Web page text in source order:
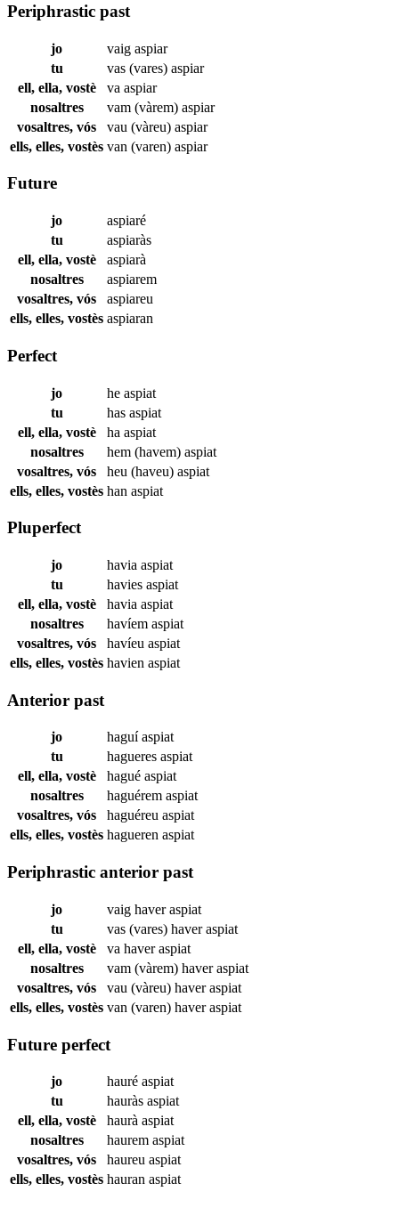
Periphrastic past
jo vaig aspiar
tu
vas (vares) aspiar
ell, ella, vostè
va aspiar
nosaltres
vam (vàrem) aspiar
vosaltres, vós
vau (vàreu) aspiar
ells, elles, vostès van (varen) aspiar
Future
jo
aspiaré
tu
aspiaràs
ell, ella, vostè
aspiarà
nosaltres
aspiarem
vosaltres, vós
aspiareu
ells, elles, vostès aspiaran
Perfect
jo he aspiat
tu
has aspiat
ell, ella, vostè
ha aspiat
nosaltres
hem (havem) aspiat
vosaltres, vós
heu (haveu) aspiat
ells, elles, vostès han aspiat
Pluperfect
jo havia aspiat
tu
havies aspiat
ell, ella, vostè
havia aspiat
nosaltres
havíem aspiat
vosaltres, vós
havíeu aspiat
ells, elles, vostès havien aspiat
Anterior past
jo haguíaspiat
tu
hagueres aspiat
ell, ella, vostè
hagué aspiat
nosaltres
haguérem aspiat
vosaltres, vós
haguéreu aspiat
ells, elles, vostès hagueren aspiat
Periphrastic anterior past
jo vaig haveraspiat
tu
vas (vares) haveraspiat
ell, ella, vostè
va haveraspiat
nosaltres
vam (vàrem) haveraspiat
vosaltres, vós
vau (vàreu) haveraspiat
ells, elles, vostès van (varen) haveraspiat
Future perfect
jo hauré aspiat
tu
hauràs aspiat
ell, ella, vostè
haurà aspiat
nosaltres
haurem aspiat
vosaltres, vós
haureu aspiat
ells, elles, vostès hauran aspiat